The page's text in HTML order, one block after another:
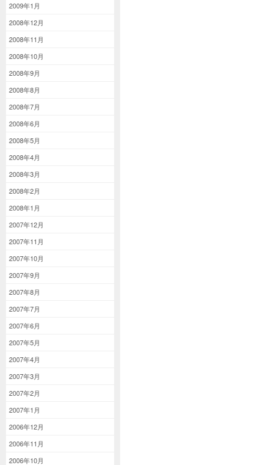
2009年1月
2008年12月
2008年11月
2008年10月
2008年9月
2008年8月
2008年7月
2008年6月
2008年5月
2008年4月
2008年3月
2008年2月
2008年1月
2007年12月
2007年11月
2007年10月
2007年9月
2007年8月
2007年7月
2007年6月
2007年5月
2007年4月
2007年3月
2007年2月
2007年1月
2006年12月
2006年11月
2006年10月